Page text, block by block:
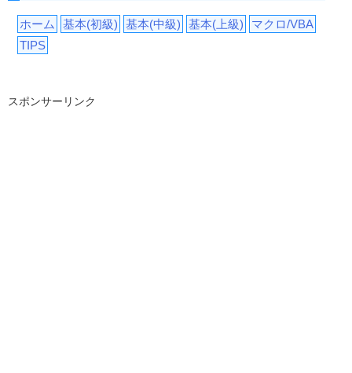
ホーム 基本(初級) 基本(中級) 基本(上級)
マクロ/VBA
TIPS
スポンサーリンク